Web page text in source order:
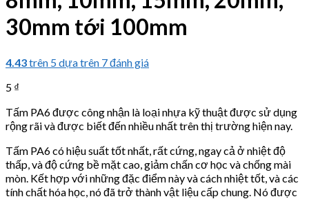
30mm tới 100mm
4.43trên 5 dựa trên 7đánh giá
5 ₫
Tấm PA6 được công nhận là loại nhựa kỹ thuật được sử dụng
rộng rãi và được biết đến nhiều nhất trên thị trường hiện nay.
Tấm PA6 có hiệu suất tốt nhất, rất cứng, ngay cả ở nhiệt độ
thấp, và độ cứng bề mặt cao, giảm chấn cơ học và chống mài
mòn. Kết hợp với những đặc điểm này và cách nhiệt tốt, và các
tính chất hóa học, nó đã trở thành vật liệu cấp chung. Nó được